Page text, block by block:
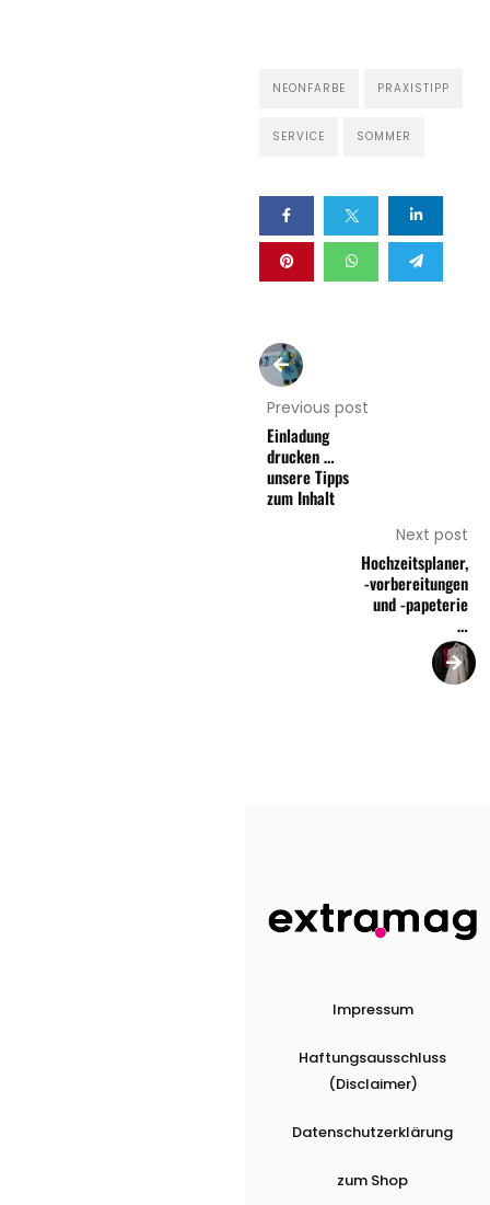
NEONFARBE PRAXISTIPP
SERVICE SOMMER
Previous post
Einladung
drucken …
unsere Tipps
zum Inhalt
Next post
Hochzeitsplaner,
-vorbereitungen
und -papeterie
…
Impressum
Haftungsausschluss
(Disclaimer)
Datenschutzerklärung
zum Shop